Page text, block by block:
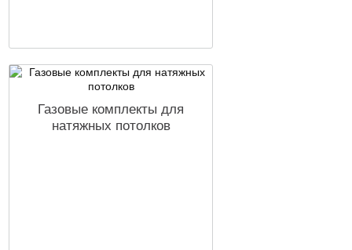
Газовые комплекты для
натяжных потолков